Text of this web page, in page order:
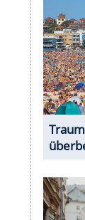
Aufpreis
weil sie
zu. In der